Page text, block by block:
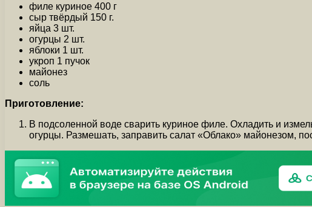
филе куриное 400 г
сыр твёрдый 150 г.
яйца 3 шт.
огурцы 2 шт.
яблоки 1 шт.
укроп 1 пучок
майонез
соль
Приготовление:
В подсоленной воде сварить куриное филе. Охладить и
огурцы. Размешать, заправить салат «Облако» майонезом,